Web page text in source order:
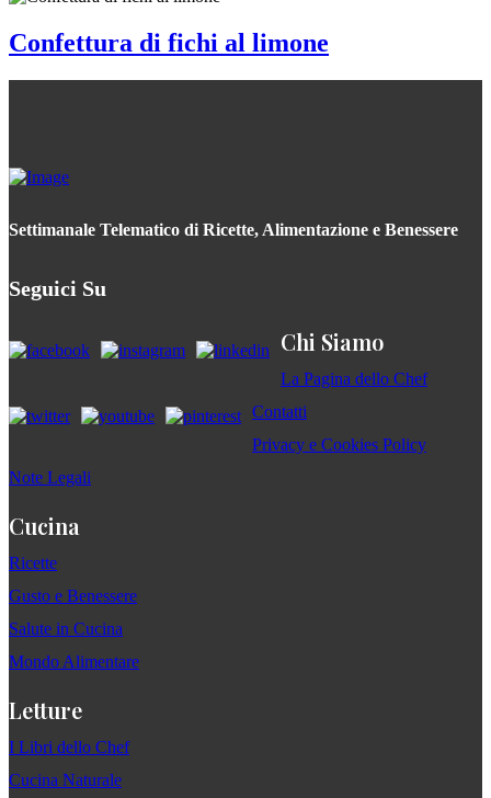
Confettura di fichi al limone
Settimanale Telematico di Ricette, Alimentazione e Benessere
Seguici Su
Chi Siamo
La Pagina dello Chef
Contatti
Privacy e Cookies Policy
Note Legali
Cucina
Ricette
Gusto e Benessere
Salute in Cucina
Mondo Alimentare
Letture
I Libri dello Chef
Cucina Naturale